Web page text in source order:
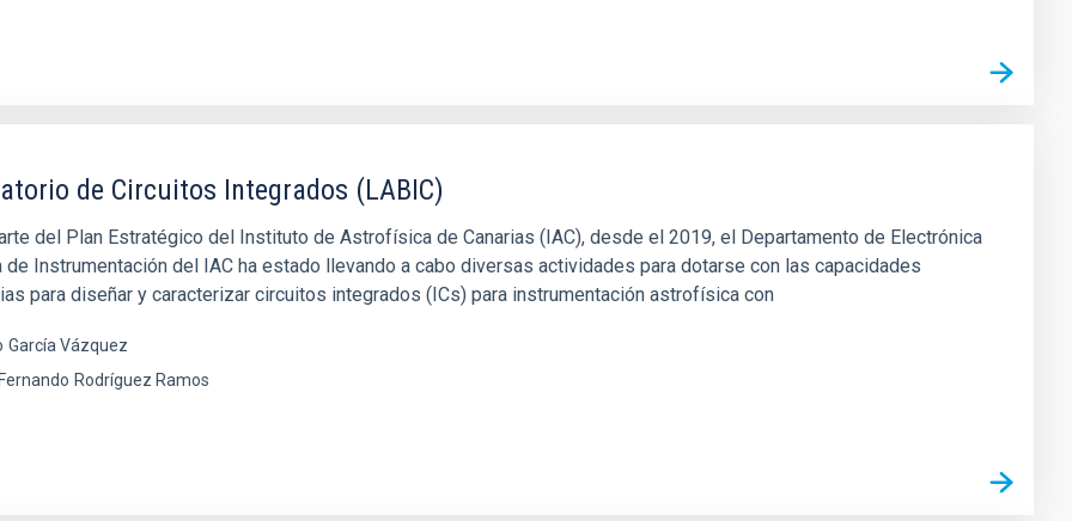
de Circuitos Integrados (LABIC)
del Plan Estratégico del Instituto de Astrofísica de Canarias (IAC), desde el 2019, el Departamento de Electrónica
de Instrumentación del IAC ha estado llevando a cabo diversas actividades para dotarse con las capacidades
para diseñar y caracterizar circuitos integrados (ICs) para instrumentación astrofísica con
García Vázquez
Fernando Rodríguez Ramos